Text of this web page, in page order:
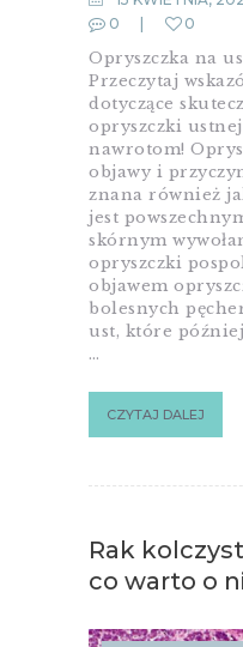
0
0
Opryszczka na
Przeczytaj
dotyczące
opryszczki
nawrotom!
objawy i
znana również
jest
skórnym
opryszczki
objawem
bolesnych
ust, które
…
CZYTAJ DALEJ
Rak
co warto o